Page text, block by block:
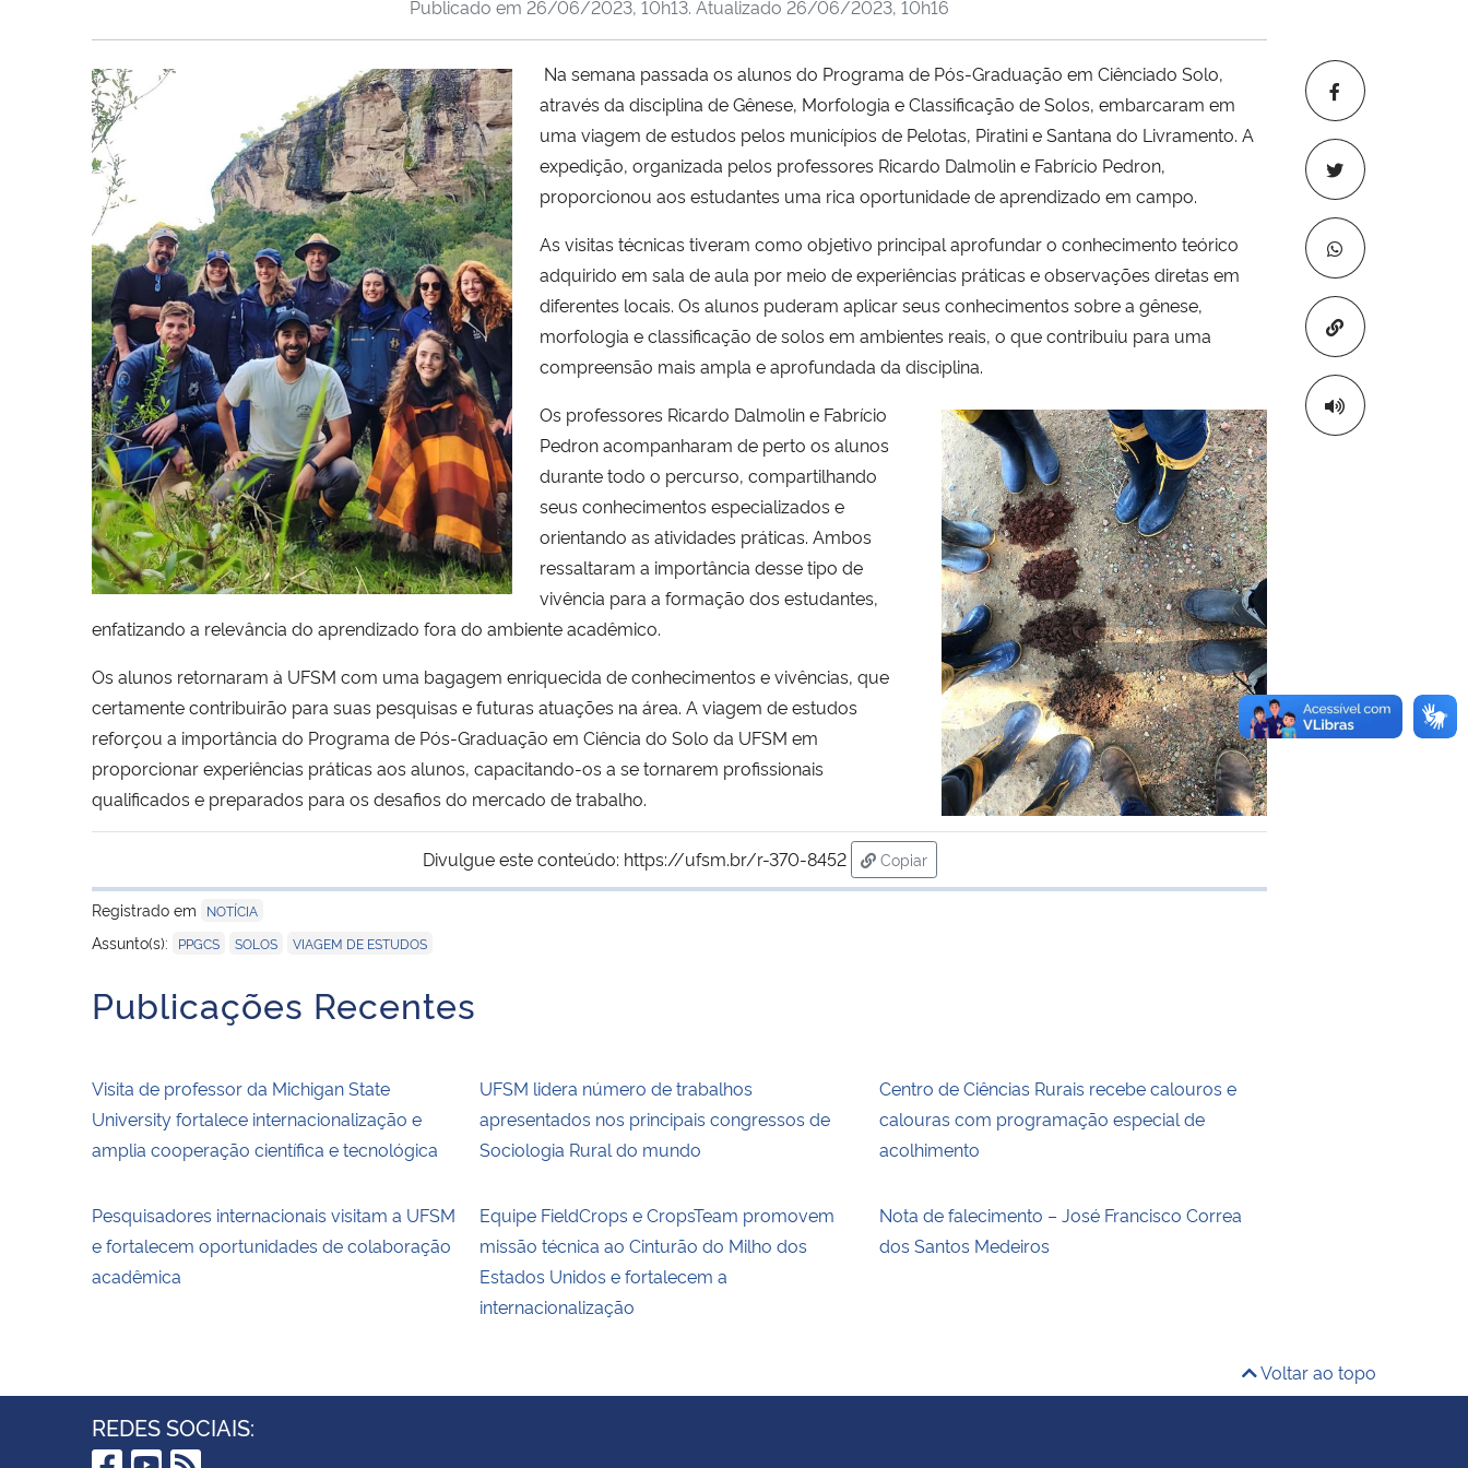
Copiar para
Publicado em 26/06/2023, 10h13. Atualizado 26/06/2023, 10h16
Na semana passada os alunos do Programa de Pós-Graduação em Ciênciado Solo,
através da disciplina de Gênese, Morfologia e Classificação de Solos, embarcaram em
uma viagem de estudos pelos municípios de Pelotas, Piratini e Santana do Livramento. A
expedição, organizada pelos professores Ricardo Dalmolin e Fabrício Pedron,
proporcionou aos estudantes uma rica oportunidade de aprendizado em campo.
As visitas técnicas tiveram como objetivo principal aprofundar o conhecimento teórico
adquirido em sala de aula por meio de experiências práticas e observações diretas em
diferentes locais. Os alunos puderam aplicar seus conhecimentos sobre a gênese,
morfologia e classificação de solos em ambientes reais, o que contribuiu para uma
compreensão mais ampla e aprofundada da disciplina.
Os professores Ricardo Dalmolin e Fabrício
Pedron acompanharam de perto os alunos
durante todo o percurso, compartilhando
seus conhecimentos especializados e
orientando as atividades práticas. Ambos
ressaltaram a importância desse tipo de
vivência para a formação dos estudantes,
enfatizando a relevância do aprendizado fora do ambiente acadêmico.
Os alunos retornaram à UFSM com uma bagagem enriquecida de conhecimentos e vivências, que
certamente contribuirão para suas pesquisas e futuras atuações na área. A viagem de estudos
reforçou a importância do Programa de Pós-Graduação em Ciência do Solo da UFSM em
proporcionar experiências práticas aos alunos, capacitando-os a se tornarem profissionais
qualificados e preparados para os desafios do mercado de trabalho.
Divulgue este conteúdo: https://ufsm.br/r-370-8452
Copiar
para área de transferência
Registrado em
NOTÍCIA
Assunto(s): PPGCS SOLOS VIAGEM DE ESTUDOS
Publicações Recentes
Visita de professor da Michigan State
University fortalece internacionalização e
amplia cooperação científica e tecnológica
UFSM lidera número de trabalhos
apresentados nos principais congressos de
Sociologia Rural do mundo
Centro de Ciências Rurais recebe calouros e
calouras com programação especial de
acolhimento
Pesquisadores internacionais visitam a UFSM
e fortalecem oportunidades de colaboração
acadêmica
Equipe FieldCrops e CropsTeam promovem
missão técnica ao Cinturão do Milho dos
Estados Unidos e fortalecem a
internacionalização
Nota de falecimento – José Francisco Correa
dos Santos Medeiros
Voltar ao topo
REDES SOCIAIS: